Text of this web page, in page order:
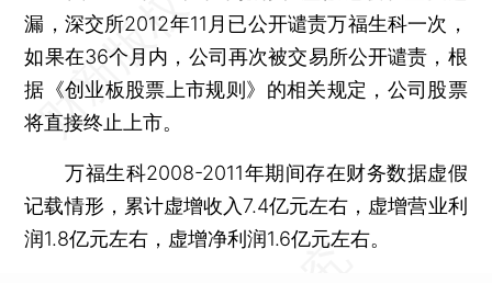
漏，深交所2012年11月已公开谴责万福生科一次，
如果在36个月内，公司再次被交易所公开谴责，根
据《创业板股票上市规则》的相关规定，公司股票
将直接终止上市。
万福生科2008-2011年期间存在财务数据虚假
记载情形，累计虚增收入7.4亿元左右，虚增营业利
润1.8亿元左右，虚增净利润1.6亿元左右。